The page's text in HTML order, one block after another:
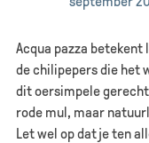
Acqua pazza
de chilipepers die het
dit oersimpele
rode mul, maar
Let wel op dat je ten